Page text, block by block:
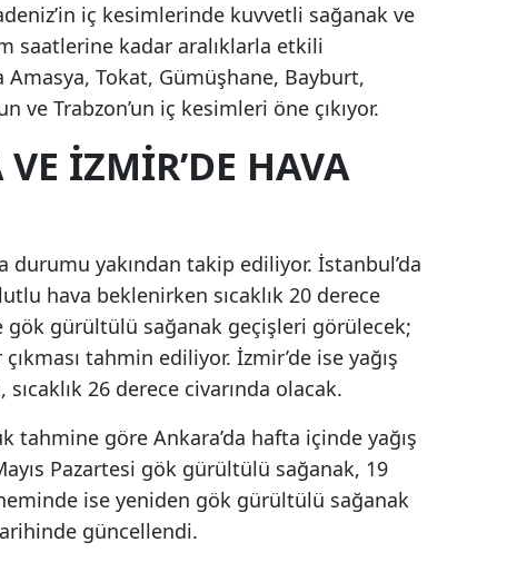
iç kesimlerinde kuvvetli sağanak ve
saatlerine kadar aralıklarla etkili
Tokat, Gümüşhane, Bayburt,
ve Trabzon’un iç kesimleri öne çıkıyor.
İZMIR’DE HAVA
yakından takip ediliyor. İstanbul’da
hava beklenirken sıcaklık 20 derece
gök gürültülü sağanak geçişleri görülecek;
tahmin ediliyor. İzmir’de ise yağış
26 derece civarında olacak.
tahmine göre Ankara’da hafta içinde yağış
Pazartesi gök gürültülü sağanak, 19
ise yeniden gök gürültülü sağanak
güncellendi.